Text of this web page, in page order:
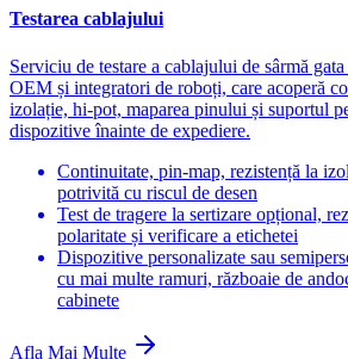
Testarea cablajului
Serviciu de testare a cablajului de sârmă
OEM și integratori de roboți, care acoperă
izolație, hi-pot, maparea pinului și suportul
dispozitive înainte de expediere.
Continuitate, pin-map, rezistență la
potrivită cu riscul de desen
Test de tragere la sertizare opțional,
polaritate și verificare a etichetei
Dispozitive personalizate sau
cu mai multe ramuri, războaie de
cabinete
Afla Mai Multe